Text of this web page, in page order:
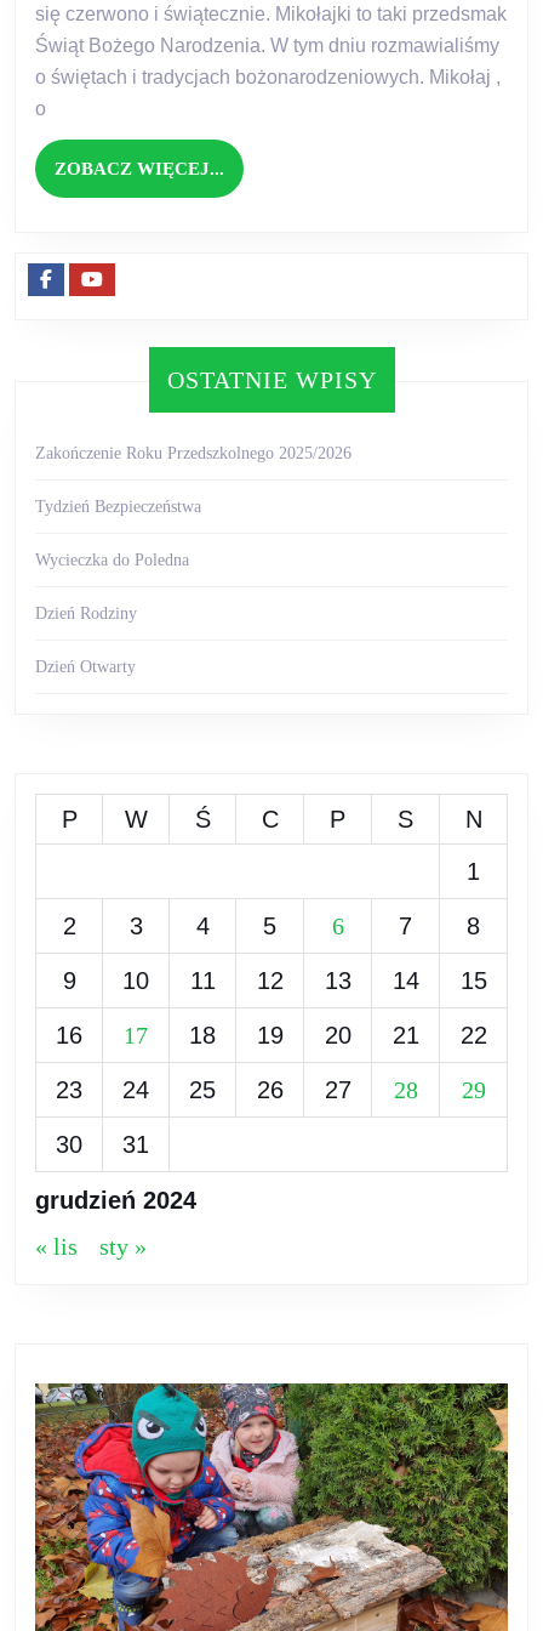
się czerwono i świątecznie. Mikołajki to taki przedsmak
Świąt Bożego Narodzenia. W tym dniu rozmawialiśmy
o świętach i tradycjach bożonarodzeniowych. Mikołaj ,
o
ZOBACZ WIĘCEJ... ZOBACZ
WIĘCEJ...
FacebookYoutube
OSTATNIE WPISY
Zakończenie Roku Przedszkolnego 2025/2026
Tydzień Bezpieczeństwa
Wycieczka do Poledna
Dzień Rodziny
Dzień Otwarty
grudzień 2024
P W Ś C P S
N
1
2 3 4 5 6 7 8
9 10 11 12 13 14 15
16 17 18 19 20 21 22
23 24 25 26 27 28 29
30 31
« lis sty »